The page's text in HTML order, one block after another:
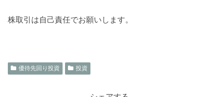
株取引は自己責任でお願いします。
優待先回り投資 投資